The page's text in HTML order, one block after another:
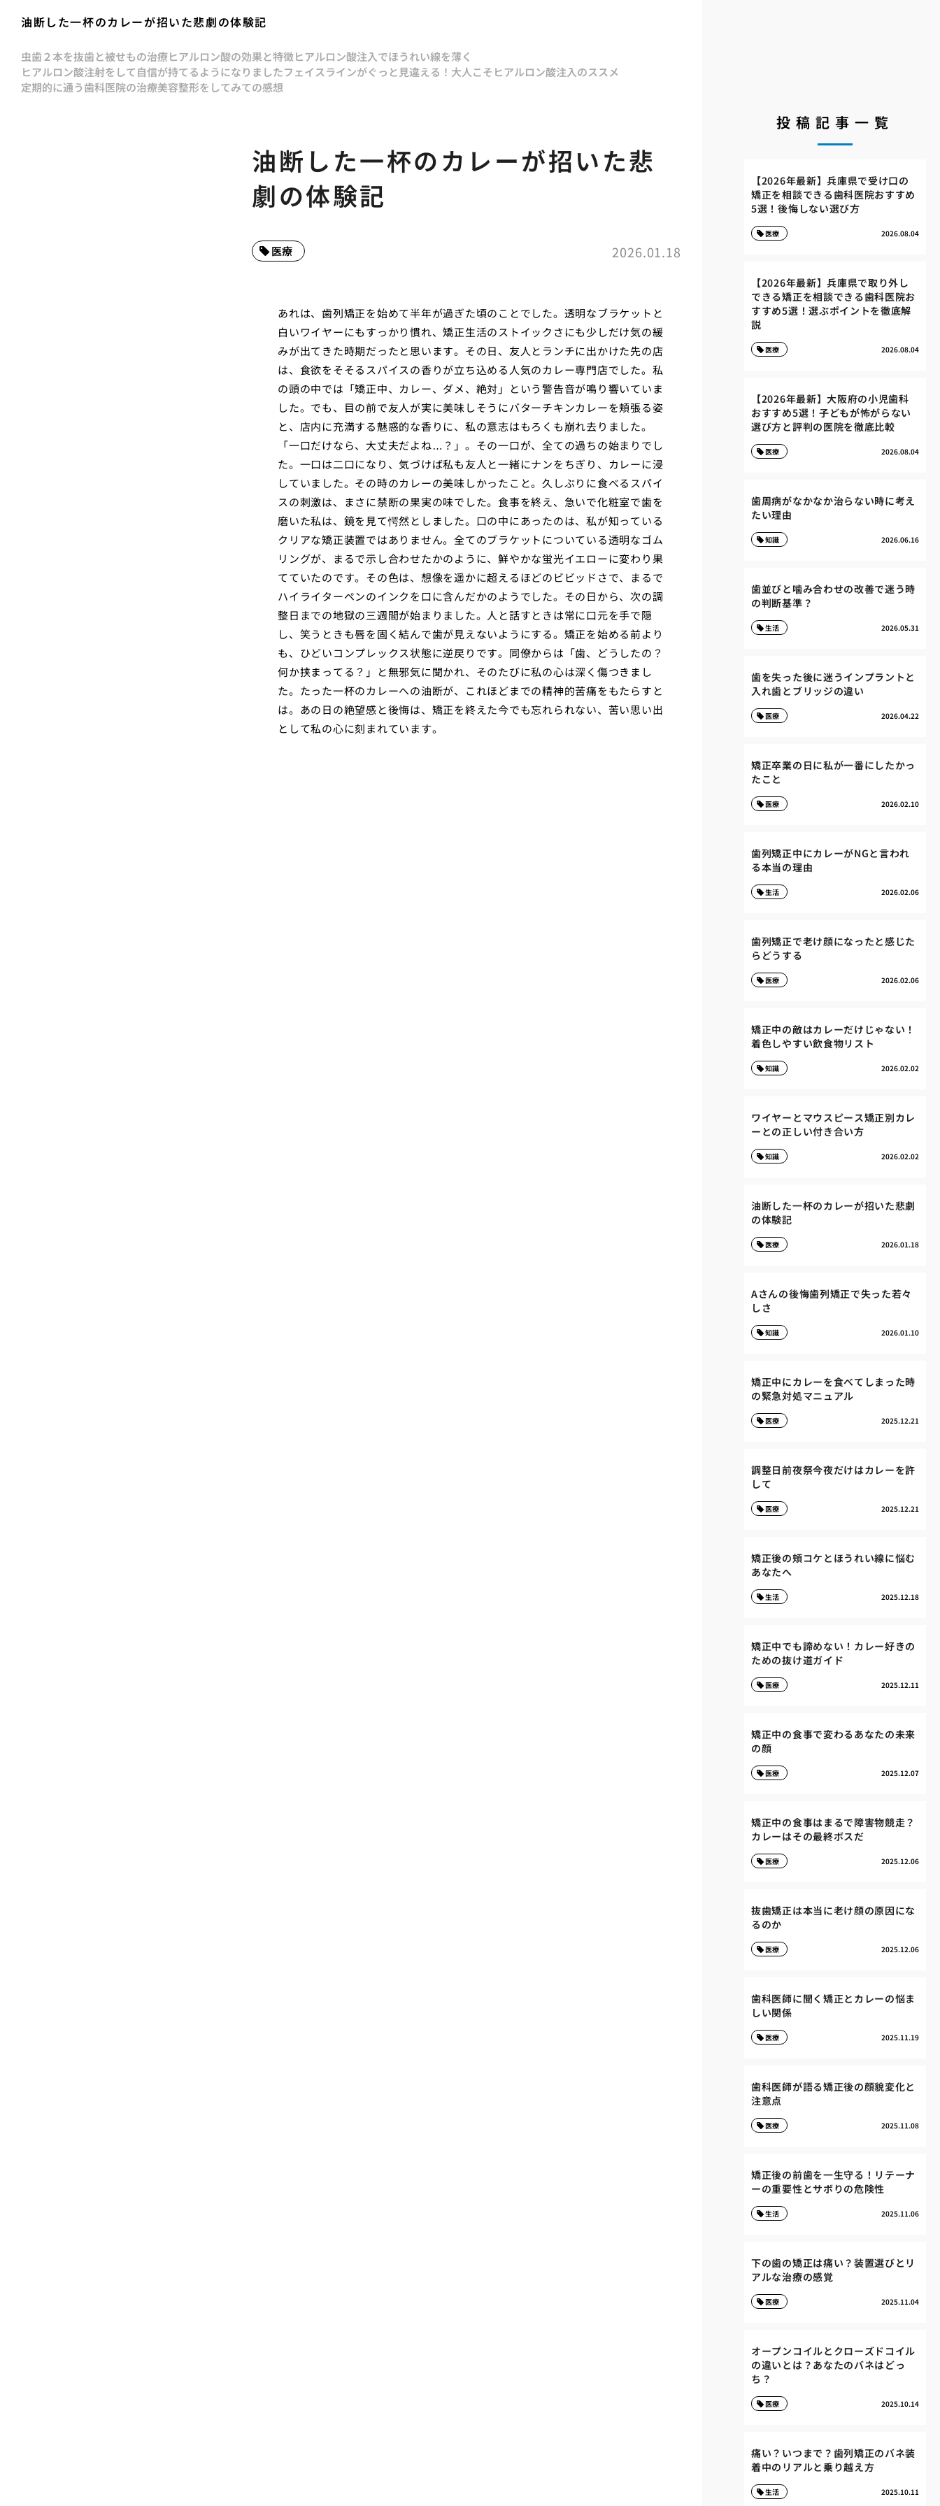
油断した一杯のカレーが招いた悲劇の体験記
虫歯２本を抜歯と被せもの治療ヒアルロン酸の効果と特徴ヒアルロン酸注入でほうれい線を薄く
ヒアルロン酸注射をして自信が持てるようになりましたフェイスラインがぐっと見違える！大人こそヒアルロン酸注入のススメ
定期的に通う歯科医院の治療美容整形をしてみての感想
油断した一杯のカレーが招いた悲
劇の体験記
2026.01.18
医療
あれは、歯列矯正を始めて半年が過ぎた頃のことでした。透明なブラケットと
白いワイヤーにもすっかり慣れ、矯正生活のストイックさにも少しだけ気の緩
みが出てきた時期だったと思います。その日、友人とランチに出かけた先の店
は、食欲をそそるスパイスの香りが立ち込める人気のカレー専門店でした。私
の頭の中では「矯正中、カレー、ダメ、絶対」という警告音が鳴り響いていま
した。でも、目の前で友人が実に美味しそうにバターチキンカレーを頬張る姿
と、店内に充満する魅惑的な香りに、私の意志はもろくも崩れ去りました。
「一口だけなら、大丈夫だよね…？」。その一口が、全ての過ちの始まりでし
た。一口は二口になり、気づけば私も友人と一緒にナンをちぎり、カレーに浸
していました。その時のカレーの美味しかったこと。久しぶりに食べるスパイ
スの刺激は、まさに禁断の果実の味でした。食事を終え、急いで化粧室で歯を
磨いた私は、鏡を見て愕然としました。口の中にあったのは、私が知っている
クリアな矯正装置ではありません。全てのブラケットについている透明なゴム
リングが、まるで示し合わせたかのように、鮮やかな蛍光イエローに変わり果
てていたのです。その色は、想像を遥かに超えるほどのビビッドさで、まるで
ハイライターペンのインクを口に含んだかのようでした。その日から、次の調
整日までの地獄の三週間が始まりました。人と話すときは常に口元を手で隠
し、笑うときも唇を固く結んで歯が見えないようにする。矯正を始める前より
も、ひどいコンプレックス状態に逆戻りです。同僚からは「歯、どうしたの？
何か挟まってる？」と無邪気に聞かれ、そのたびに私の心は深く傷つきまし
た。たった一杯のカレーへの油断が、これほどまでの精神的苦痛をもたらすと
は。あの日の絶望感と後悔は、矯正を終えた今でも忘れられない、苦い思い出
として私の心に刻まれています。
投稿記事一覧
【2026年最新】兵庫県で受け口の
矯正を相談できる歯科医院おすすめ
5選！後悔しない選び方
2026.08.04
医療
【2026年最新】兵庫県で取り外し
できる矯正を相談できる歯科医院お
すすめ5選！選ぶポイントを徹底解
説
2026.08.04
医療
【2026年最新】大阪府の小児歯科
おすすめ5選！子どもが怖がらない
選び方と評判の医院を徹底比較
2026.08.04
医療
歯周病がなかなか治らない時に考え
たい理由
2026.06.16
知識
歯並びと噛み合わせの改善で迷う時
の判断基準？
2026.05.31
生活
歯を失った後に迷うインプラントと
入れ歯とブリッジの違い
2026.04.22
医療
矯正卒業の日に私が一番にしたかっ
たこと
2026.02.10
医療
歯列矯正中にカレーがNGと言われ
る本当の理由
2026.02.06
生活
歯列矯正で老け顔になったと感じた
らどうする
2026.02.06
医療
矯正中の敵はカレーだけじゃない！
着色しやすい飲食物リスト
2026.02.02
知識
ワイヤーとマウスピース矯正別カレ
ーとの正しい付き合い方
2026.02.02
知識
油断した一杯のカレーが招いた悲劇
の体験記
2026.01.18
医療
Aさんの後悔歯列矯正で失った若々
しさ
2026.01.10
知識
矯正中にカレーを食べてしまった時
の緊急対処マニュアル
2025.12.21
医療
調整日前夜祭今夜だけはカレーを許
して
2025.12.21
医療
矯正後の頬コケとほうれい線に悩む
あなたへ
2025.12.18
生活
矯正中でも諦めない！カレー好きの
ための抜け道ガイド
2025.12.11
医療
矯正中の食事で変わるあなたの未来
の顔
2025.12.07
医療
矯正中の食事はまるで障害物競走？
カレーはその最終ボスだ
2025.12.06
医療
抜歯矯正は本当に老け顔の原因にな
るのか
2025.12.06
医療
歯科医師に聞く矯正とカレーの悩ま
しい関係
2025.11.19
医療
歯科医師が語る矯正後の顔貌変化と
注意点
2025.11.08
医療
矯正後の前歯を一生守る！リテーナ
ーの重要性とサボりの危険性
2025.11.06
生活
下の歯の矯正は痛い？装置選びとリ
アルな治療の感覚
2025.11.04
医療
オープンコイルとクローズドコイル
の違いとは？あなたのバネはどっ
ち？
2025.10.14
医療
痛い？いつまで？歯列矯正のバネ装
着中のリアルと乗り越え方
2025.10.11
生活